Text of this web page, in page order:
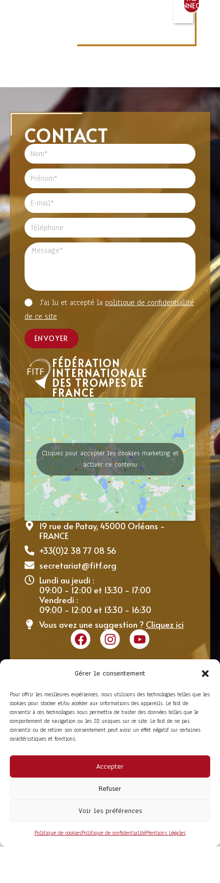
Gérer le consentement
Pour offrir les meilleures expériences, nous utilisons des technologies telles que les
cookies pour stocker et/ou accéder aux informations des appareils. Le fait de
consentir à ces technologies nous permettra de traiter des données telles que le
comportement de navigation ou les ID uniques sur ce site. Le fait de ne pas
consentir ou de retirer son consentement peut avoir un effet négatif sur certaines
caractéristiques et fonctions.
Accepter
Refuser
Voir les préférences
Politique de cookiesPolitique de confidentialitéMentions Légales
CONNECTER
CONTACT
J'ai lu et accepté la politique de confidentialité
de ce site
ENVOYER
FÉDÉRATION
INTERNATIONALE
DES TROMPES DE
FRANCE
Cliquez pour accepter les cookies marketing et
activer ce contenu
19 rue de Patay, 45000 Orléans -
FRANCE
+33(0)2 38 77 08 56
secretariat@fitf.org
Lundi au jeudi :
09:00 - 12:00 et 13:30 - 17:00
Vendredi :
09:00 - 12:00 et 13:30 - 16:30
Vous avez une suggestion ? Cliquez ici
Adhérer
Conditions Générales de Vente
Mentions Légales